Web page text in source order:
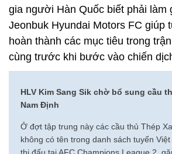
gia người Hàn Quốc biết phải làm
Jeonbuk Hyundai Motors FC giúp
hoàn thành các mục tiêu trong
cùng trước khi bước vào chiến
HLV Kim Sang Sik chờ bổ sung cầu
Nam Định
Ở đợt tập trung này các cầu thủ Thép
không có tên trong danh sách tuyển
thi đấu tại AFC Champions League 2,